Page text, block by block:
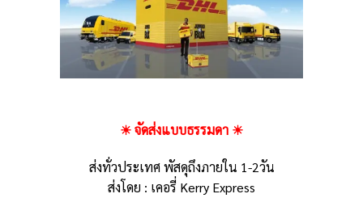
☀ จัดส่งแบบธรรมดา ☀
ส่งทั่วประเทศ พัสดุถึงภายใน 1-2วัน
ส่งโดย : เคอรี่ Kerry Express